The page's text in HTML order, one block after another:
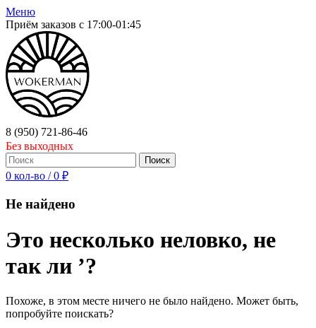
Меню
Приём заказов с 17:00-01:45
8 (950) 721-86-46
Без выходных
Поиск
0 кол-во / 0 ₽
Не найдено
Это несколько неловко, не
так ли ’?
Похоже, в этом месте ничего не было найдено. Может быть,
попробуйте поискать?